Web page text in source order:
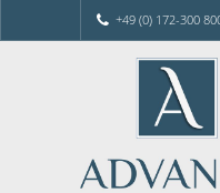
+49 (0) 172-300